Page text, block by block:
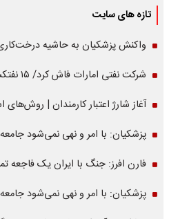
تازه های سایت
واکنش پزشکیان به حاشیه
شرکت نفتی امارات فاش کرد/ ۱۵ نفتکش‌مان منفجر شد
آغاز شارژ اعتبار کارمندان |
پزشکیان: با امر و نهی نمی‌شود جامعه
فارن افرز: جنگ با ایران یک فاجعه
پزشکیان: با امر و نهی نمی‌شود جامعه